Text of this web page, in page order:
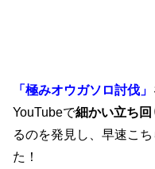
「極みオウガソロ討伐」
YouTubeで細かい立ち
るのを発見し、早速こ
た！